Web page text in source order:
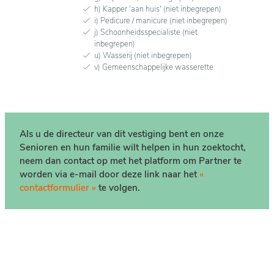
h) Kapper 'aan huis' (niet inbegrepen)
i) Pedicure / manicure (niet inbegrepen)
j) Schoonheidsspecialiste (niet
inbegrepen)
u) Wasserij (niet inbegrepen)
v) Gemeenschappelijke wasserette
Als u de directeur van dit vestiging bent en onze
Senioren en hun familie wilt helpen in hun zoektocht,
neem dan contact op met het platform om Partner te
worden via e-mail door deze link naar het «
contactformulier » te volgen.